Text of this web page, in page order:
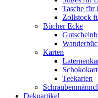
Tasche für
Zollstock
Bücher Ecke
Karten
Teekarten
Dekoartikel